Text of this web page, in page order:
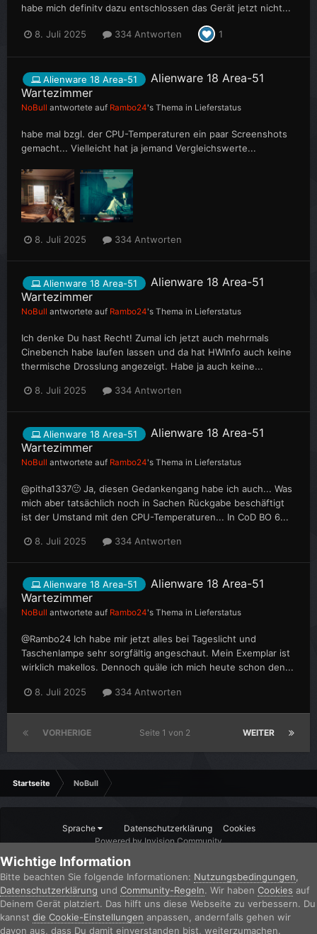
habe mich definitv dazu entschlossen das Gerät jetzt nicht...
8. Juli 2025 334 Antworten 1
Alienware 18 Area-51
Alienware 18 Area-51
Wartezimmer
NoBull antwortete auf Rambo24's Thema in Lieferstatus
habe mal bzgl. der CPU-Temperaturen ein paar Screenshots
gemacht... Vielleicht hat ja jemand Vergleichswerte...
8. Juli 2025 334 Antworten
Alienware 18 Area-51
Alienware 18 Area-51
Wartezimmer
NoBull antwortete auf Rambo24's Thema in Lieferstatus
Ich denke Du hast Recht! Zumal ich jetzt auch mehrmals
Cinebench habe laufen lassen und da hat HWInfo auch keine
thermische Drosslung angezeigt. Habe ja auch keine...
8. Juli 2025 334 Antworten
Alienware 18 Area-51
Alienware 18 Area-51
Wartezimmer
NoBull antwortete auf Rambo24's Thema in Lieferstatus
@pitha1337🙂 Ja, diesen Gedankengang habe ich auch... Was
mich aber tatsächlich noch in Sachen Rückgabe beschäftigt
ist der Umstand mit den CPU-Temperaturen... In CoD BO 6...
8. Juli 2025 334 Antworten
Alienware 18 Area-51
Alienware 18 Area-51
Wartezimmer
NoBull antwortete auf Rambo24's Thema in Lieferstatus
@Rambo24 Ich habe mir jetzt alles bei Tageslicht und
Taschenlampe sehr sorgfältig angeschaut. Mein Exemplar ist
wirklich makellos. Dennoch quäle ich mich heute schon den...
8. Juli 2025 334 Antworten
VORHERIGE WEITER
Seite 1 von 2
Startseite NoBull
Sprache Datenschutzerklärung
Cookies
Powered by Invision Community
Wichtige Information
Bitte beachten Sie folgende Informationen: Nutzungsbedingungen
Datenschutzerklärung und Community-Regeln. Wir haben Cookies auf
Deinem Gerät platziert. Das hilft uns diese Webseite zu verbessern. Du
kannst die Cookie-Einstellungen anpassen, andernfalls gehen wir
davon aus, dass Du damit einverstanden bist, weiterzumachen.